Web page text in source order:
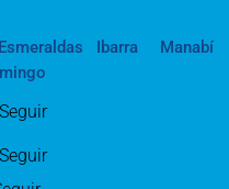
Esmeraldas Ibarra
Manabí
Seguir
Seguir